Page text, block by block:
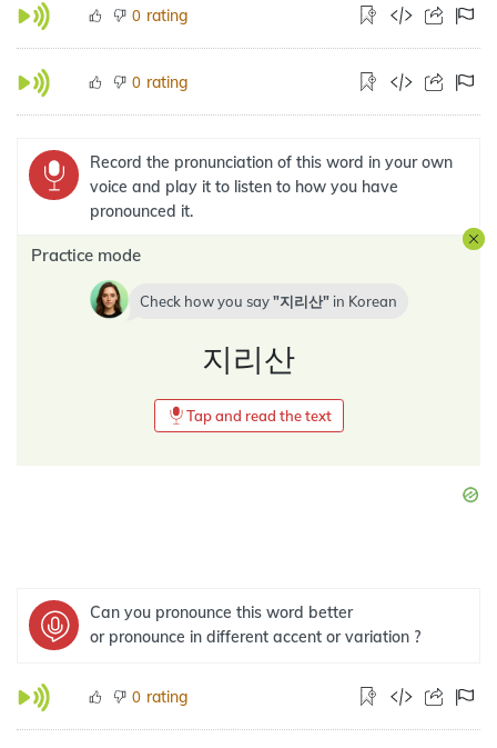
0 rating
0 rating
Record the pronunciation of this word in your own
voice and play it to listen to how you have
pronounced it.
Practice mode
Check how you say 지리산 in Korean
지리산
Tap and read the text
Can you pronounce this word better
or pronounce in different accent or variation ?
0 rating